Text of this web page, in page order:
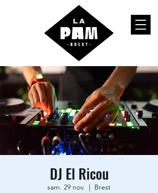
DJ El Ricou
sam. 29 nov.
  |
Brest